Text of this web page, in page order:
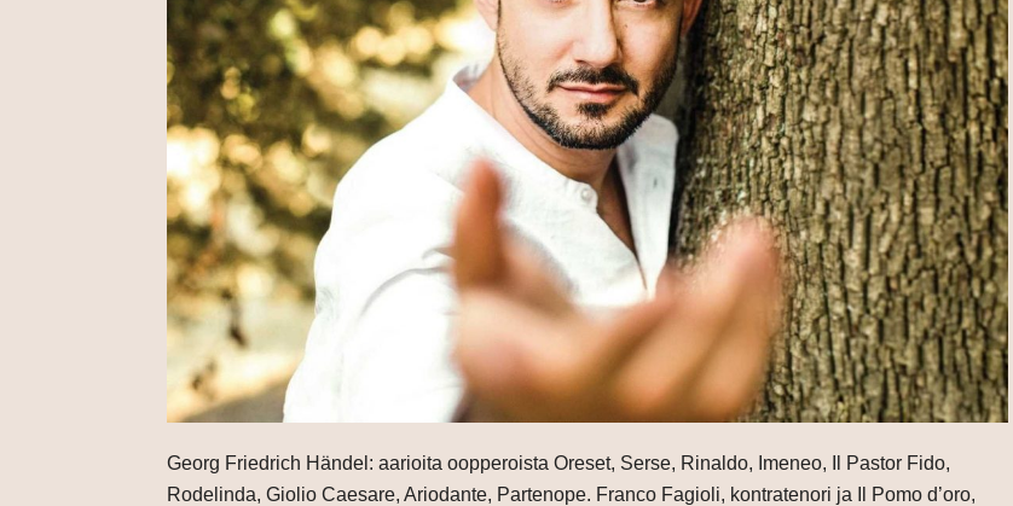
Georg Friedrich Händel: aarioita oopperoista Oreset, Serse, Rinaldo, Imeneo, Il Pastor Fido,
Rodelinda, Giolio Caesare, Ariodante, Partenope. Franco Fagioli, kontratenori ja Il Pomo d’oro,